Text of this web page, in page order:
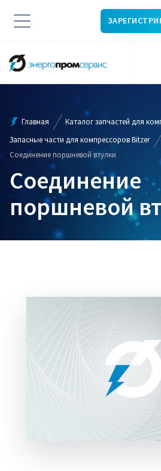
Главная
Каталог запчастей для
Запасные части для компрессоров Bitzer
Соединение поршневой втулки
Соединение
поршневой